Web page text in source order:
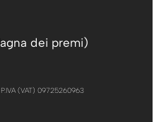
dei premi)
(VAT) 09725260963